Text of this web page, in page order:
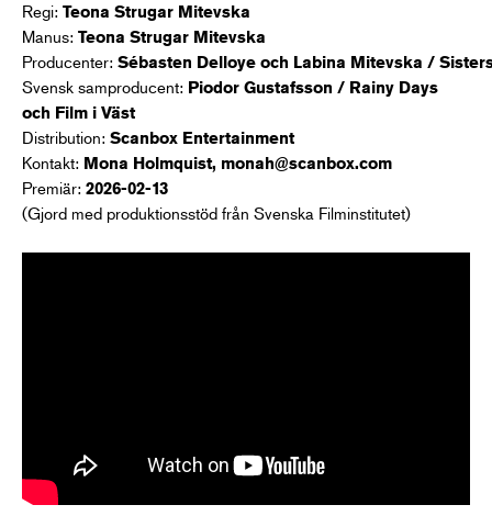
Regi: Teona Strugar Mitevska
Manus: Teona Strugar Mitevska
Producenter: Sébasten Delloye och Labina Mitevska /
Svensk samproducent: Piodor Gustafsson / Rainy Days
och Film i Väst
Distribution: Scanbox Entertainment
Kontakt: Mona Holmquist, monah@scanbox.com
Premiär: 2026-02-13
(Gjord med produktionsstöd från Svenska Filminstitutet)